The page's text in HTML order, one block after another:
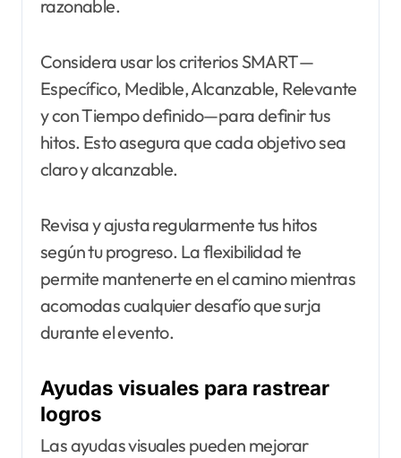
razonable.
Considera usar los criterios SMART—
Específico, Medible, Alcanzable, Relevante
y con Tiempo definido—para definir tus
hitos. Esto asegura que cada objetivo sea
claro y alcanzable.
Revisa y ajusta regularmente tus hitos
según tu progreso. La flexibilidad te
permite mantenerte en el camino mientras
acomodas cualquier desafío que surja
durante el evento.
Ayudas visuales para rastrear
logros
Las ayudas visuales pueden mejorar